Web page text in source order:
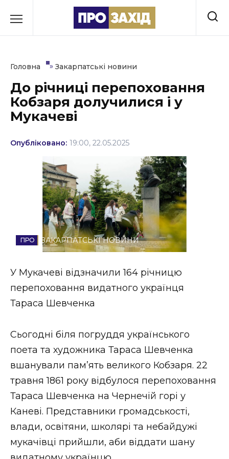
до
Культура
Освіта
Події
Політика
Соціум
Спорт
Стиль життя
Втрачений Ужгород (відеоверсія)
ЗАКАРПАТСЬКІ НОВИНИ
НОВИНИ ЗАХІДНОЇ УКРАЇНИ
ФОТО
Головна » Закарпатські новини
До річниці перепоховання
Кобзаря долучилися і у
Мукачеві
Опубліковано: 19:00, 22.05.2025
ЗАКАРПАТСЬКІ НОВИНИ
У Мукачеві відзначили 164 річницю
перепоховання видатного українця
Тараса Шевченка
Сьогодні біля погруддя українського
поета та художника Тараса Шевченка
вшанували пам’ять великого Кобзаря. 22
травня 1861 року відбулося перепоховання
Тараса Шевченка на Чернечій горі у
Каневі. Представники громадськості,
влади, освітяни, школярі та небайдужі
мукачівці прийшли, аби віддати шану